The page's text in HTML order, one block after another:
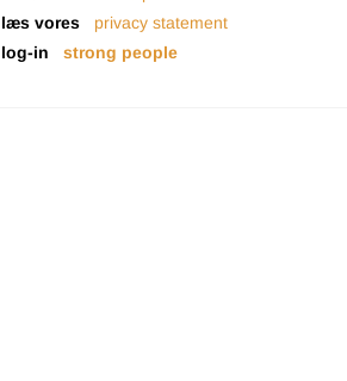
læs vores privacy statement
log-in
strong people